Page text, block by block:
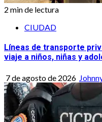
2 min de lectura
CIUDAD
Líneas de transporte
viaje a niños, niñas y
7 de agosto de 2026